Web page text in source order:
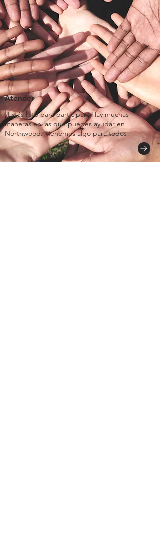
Atender
¿Estás listo para participar? Hay muchas
maneras en las que puedes ayudar en
Northwood. ¡Tenemos algo para todos!